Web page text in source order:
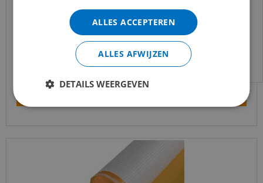
gewend bent.
Voor vragen kan je ons bereiken via
info@merkvloerenwinkel.nl
ALLES ACCEPTEREN
ALLES AFWIJZEN
DETAILS WEERGEVEN